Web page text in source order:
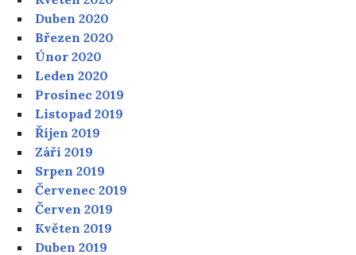
Duben 2020
Březen 2020
Únor 2020
Leden 2020
Prosinec 2019
Listopad 2019
Říjen 2019
Září 2019
Srpen 2019
Červenec 2019
Červen 2019
Květen 2019
Duben 2019